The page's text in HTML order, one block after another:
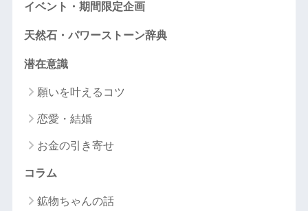
イベント・期間限定企画
天然石・パワーストーン辞典
潜在意識
願いを叶えるコツ
恋愛・結婚
お金の引き寄せ
コラム
鉱物ちゃんの話